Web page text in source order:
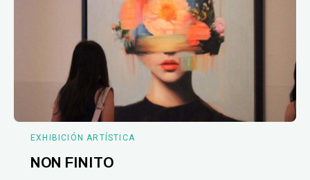
EXHIBICIÓN ARTÍSTICA
NON FINITO